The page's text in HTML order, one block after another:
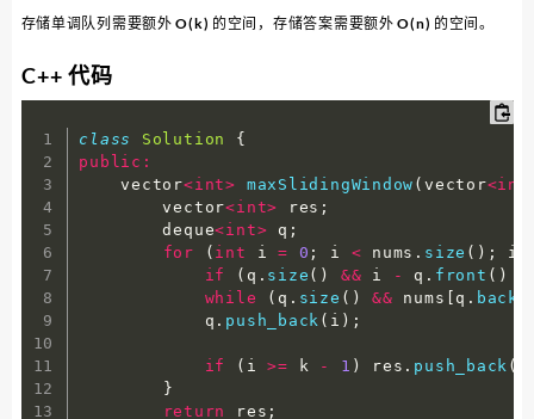
存储单调队列需要额外 O(k) 的空间，存储答案需要额外 O(n) 的空间。
C++ 代码
class Solution
{
public :
    vector
<int> maxSlidingWindow (vector<int
        vector
<int> res ;
        deque
<int> q ;
for
( int i = 0 ; i < nums . size ( ) ; i
if
( q . size ( ) && i - q . front ( )
while
( q . size ( ) && nums q . back
            q
. push_back ( i ) ;
if ( i >= k - 1 ) res . push_back (
}
return
res ;